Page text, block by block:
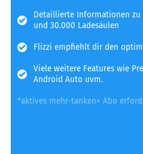
Detaillierte Informationen zu
und 30.000 Ladesäulen
Flizzi empfiehlt dir den
Viele weitere Features wie
Android Auto uvm.
*aktives mehr-tanken+ Abo